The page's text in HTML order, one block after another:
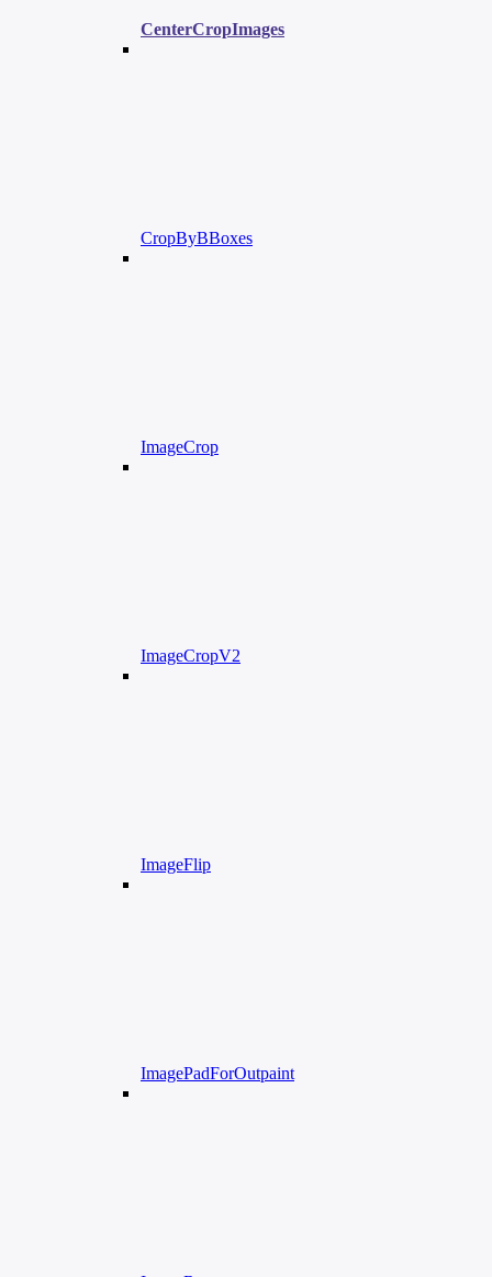
CenterCropImages
CropByBBoxes
ImageCrop
ImageCropV2
ImageFlip
ImagePadForOutpaint